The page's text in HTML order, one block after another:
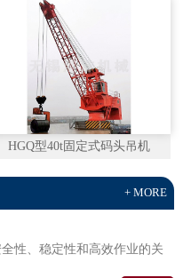
HGQ型40t固定式码头吊机
+ MORE
性、稳定性和高效作业的关